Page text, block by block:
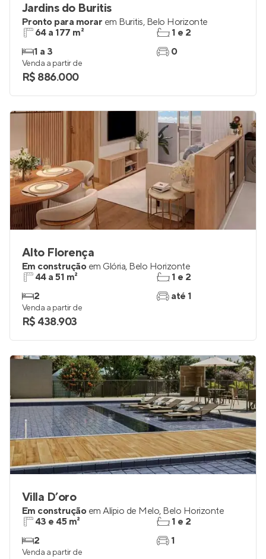
Jardins do Buritis
Pronto para morar em Buritis, Belo Horizonte
64 a 177 m²
1 a 3
1 e 2
0
Venda a partir de
R$ 886.000
Alto Florença
Em construção em Glória, Belo Horizonte
44 a 51 m²
2
1 e 2
até 1
Venda a partir de
R$ 438.903
Villa D’oro
Em construção em Alípio de Melo, Belo Horizonte
43 e 45 m²
2
1 e 2
1
Venda a partir de